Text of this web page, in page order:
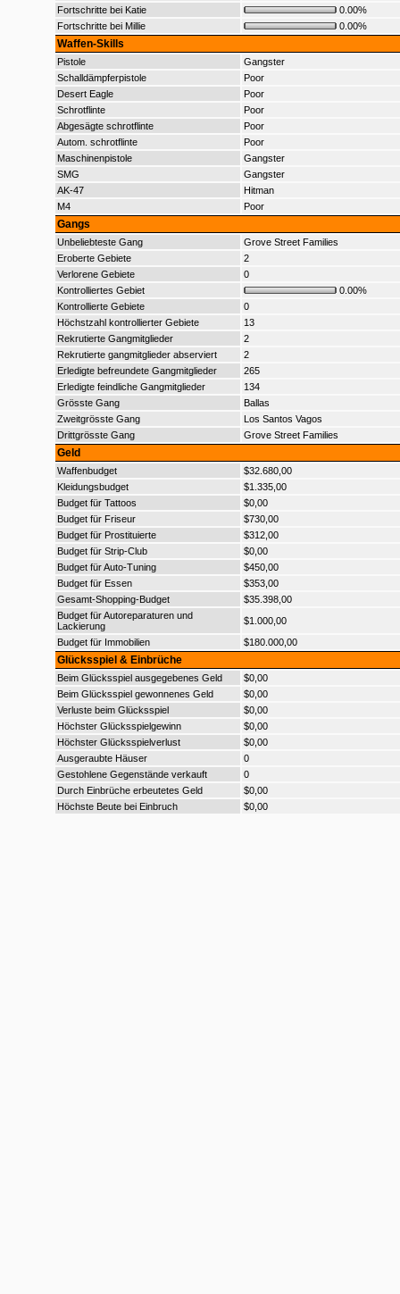
Fortschritte bei Katie
0.00%
Fortschritte bei Millie
0.00%
Waffen-Skills
Pistole
Gangster
Schalldämpferpistole
Poor
Desert Eagle
Poor
Schrotflinte
Poor
Abgesägte schrotflinte
Poor
Autom. schrotflinte
Poor
Maschinenpistole
Gangster
SMG
Gangster
AK-47
Hitman
M4
Poor
Gangs
Unbeliebteste Gang
Grove Street Families
Eroberte Gebiete
2
Verlorene Gebiete
0
Kontrolliertes Gebiet
0.00%
Kontrollierte Gebiete
0
Höchstzahl kontrollierter Gebiete
13
Rekrutierte Gangmitglieder
2
Rekrutierte gangmitglieder abserviert
2
Erledigte befreundete Gangmitglieder
265
Erledigte feindliche Gangmitglieder
134
Grösste Gang
Ballas
Zweitgrösste Gang
Los Santos Vagos
Drittgrösste Gang
Grove Street Families
Geld
Waffenbudget
$32.680,00
Kleidungsbudget
$1.335,00
Budget für Tattoos
$0,00
Budget für Friseur
$730,00
Budget für Prostituierte
$312,00
Budget für Strip-Club
$0,00
Budget für Auto-Tuning
$450,00
Budget für Essen
$353,00
Gesamt-Shopping-Budget
$35.398,00
Budget für Autoreparaturen und
Lackierung
$1.000,00
Budget für Immobilien
$180.000,00
Glücksspiel & Einbrüche
Beim Glücksspiel ausgegebenes Geld
$0,00
Beim Glücksspiel gewonnenes Geld
$0,00
Verluste beim Glücksspiel
$0,00
Höchster Glücksspielgewinn
$0,00
Höchster Glücksspielverlust
$0,00
Ausgeraubte Häuser
0
Gestohlene Gegenstände verkauft
0
Durch Einbrüche erbeutetes Geld
$0,00
Höchste Beute bei Einbruch
$0,00